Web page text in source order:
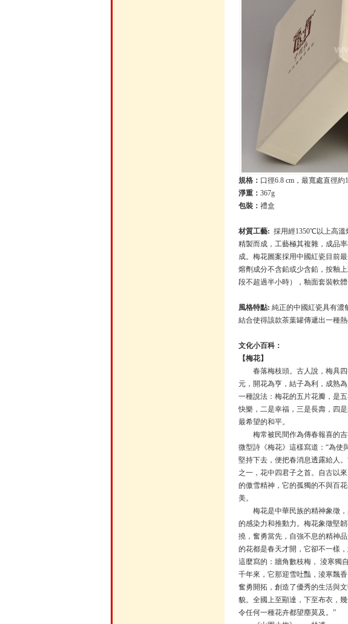
規格： 口徑6.8 cm，最寬處直徑約
淨重： 367g
包裝： 禮盒
材質工藝: 採用經1350℃以上高溫
精製而成，工藝極其複雜，成品
成。梅花圖案採用中國紅瓷目前
熔劑成分不含鉛或少含鉛，按釉
段不超過半小時），釉面套裝軟
風格特點: 純正的中國紅瓷具有濃
結合使得該款茶葉罐傳遞出一種
文化小百科：
【梅花】
春落梅枝頭。古人說，梅具四
元，開花為亨，結子為利，成熟
一種說法：梅花的五片花瓣，是
快樂，二是幸福，三是長壽，四
最希望的和平。
梅常被民間作為傳春報喜的吉
微型詩《梅花》這樣寫道：“為使
堅持下去，便把春消息透露給人
之一，花中四君子之首。自古以
的傲雪精神，它的孤獨的不與百
美。
梅花是中華民族的精神象徵，
的感染力和推動力。梅花象徵堅
撓，奮勇當先，自強不息的精神
的花都是春天才開，它卻不一樣
這麼寫的：牆角數枝梅， 淩寒獨
千年來，它那迎雪吐豔，淩寒飄
奮勇開拓，創造了優秀的生活與
貌。全國上至顯達，下至布衣，
令任何一種花卉都望塵莫及。”